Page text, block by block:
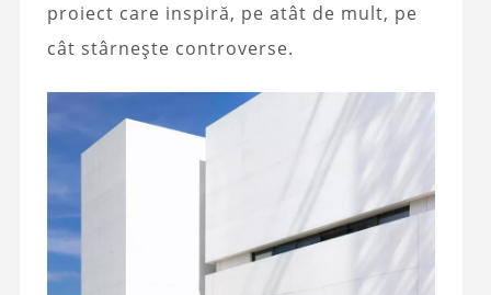
proiect care inspiră, pe atât de mult, pe
cât stârnește controverse.